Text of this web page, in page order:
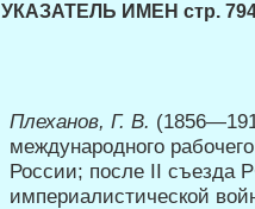
УКАЗАТЕЛЬ ИМЕН стр.
Плеханов, Г. В.
международного
России; после II съезда
империалистической